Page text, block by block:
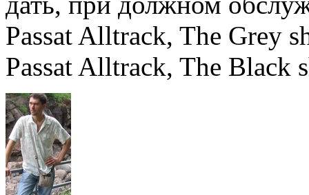
Passat Alltrack, The Grey
Passat Alltrack, The Black